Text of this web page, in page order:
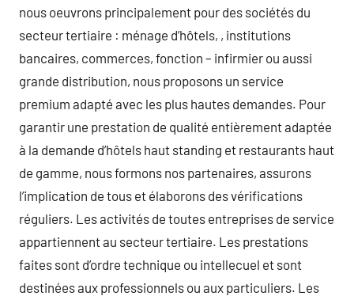
nous oeuvrons principalement pour des sociétés du
secteur tertiaire : ménage d’hôtels, , institutions
bancaires, commerces, fonction – infirmier ou aussi
grande distribution, nous proposons un service
premium adapté avec les plus hautes demandes. Pour
garantir une prestation de qualité entièrement adaptée
à la demande d’hôtels haut standing et restaurants haut
de gamme, nous formons nos partenaires, assurons
l’implication de tous et élaborons des vérifications
réguliers. Les activités de toutes entreprises de service
appartiennent au secteur tertiaire. Les prestations
faites sont d’ordre technique ou intellecuel et sont
destinées aux professionnels ou aux particuliers. Les